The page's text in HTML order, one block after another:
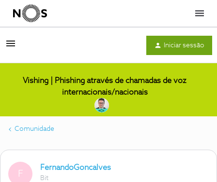
Menu
Iniciar sessão
Vishing | Phishing através de chamadas de voz
internacionais/nacionais
Comunidade
F
FernandoGoncalves
Bit